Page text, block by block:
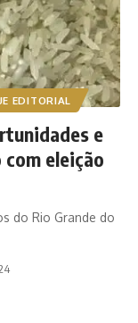
EDITORIAL
e
eleição
do Rio Grande do